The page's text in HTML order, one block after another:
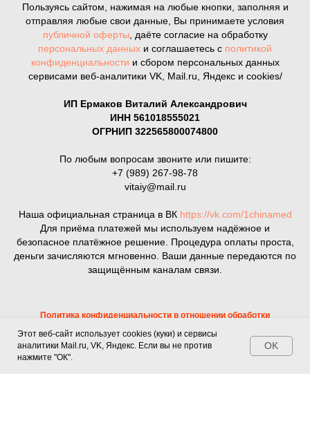
Пользуясь сайтом, нажимая на любые кнопки, заполняя и
отправляя любые свои данные, Вы принимаете условия
публичной оферты , даёте согласие на обработку
персональных данных и соглашаетесь с политикой
конфиденциальности и сбором персональных данных
сервисами веб-аналитики VK, Mail.ru, Яндекс и cookies/
ИП Ермаков Виталий Александрович
ИНН 561018555021
ОГРНИП 322565800074800
По любым вопросам звоните или пишите:
+7 (989) 267-98-78
vitaiy@mail.ru
Наша официальная страница в ВК https://vk.com/1chinamed
Для приёма платежей мы используем надёжное и
безопасное платёжное решение. Процедура оплаты проста,
деньги зачисляются мгновенно. Ваши данные передаются по
защищённым каналам связи.
Политика конфиденциальности в отношении обработки
Соглашение о публичной оферте
Этот веб-сайт использует cookies (куки) и сервисы
аналитики Mail.ru, VK, Яндекс. Если вы не против
нажмите "ОК".
OK